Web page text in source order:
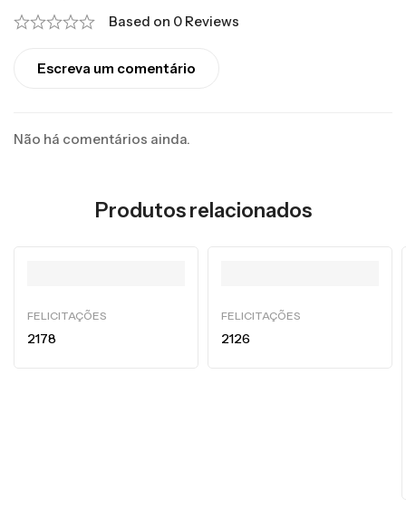
Based on 0 Reviews
Escreva um comentário
Não há comentários ainda.
Produtos relacionados
FELICITAÇÕES
2178
FELICITAÇÕES
2126